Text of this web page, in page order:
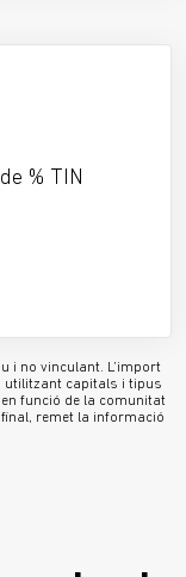
% TIN
i no vinculant. L’import
utilitzant capitals i tipus
funció de la comunitat
remet la informació